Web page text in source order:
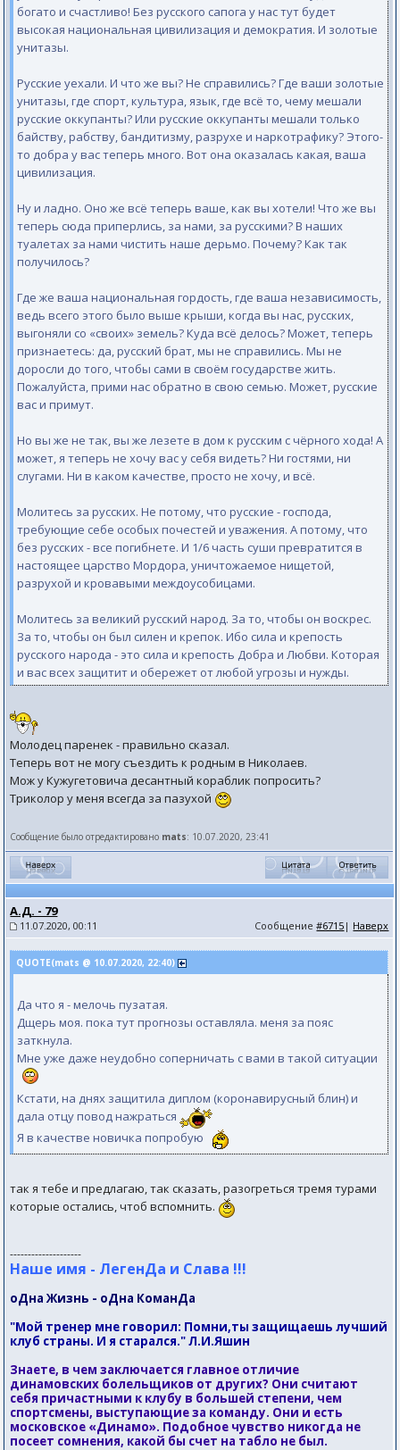
богато и счастливо! Без русского сапога у нас тут будет
высокая национальная цивилизация и демократия. И золотые
унитазы.
Русские уехали. И что же вы? Не справились? Где ваши золотые
унитазы, где спорт, культура, язык, где всё то, чему мешали
русские оккупанты? Или русские оккупанты мешали только
байству, рабству, бандитизму, разрухе и наркотрафику? Этого-
то добра у вас теперь много. Вот она оказалась какая, ваша
цивилизация.
Ну и ладно. Оно же всё теперь ваше, как вы хотели! Что же вы
теперь сюда приперлись, за нами, за русскими? В наших
туалетах за нами чистить наше дерьмо. Почему? Как так
получилось?
Где же ваша национальная гордость, где ваша независимость,
ведь всего этого было выше крыши, когда вы нас, русских,
выгоняли со «своих» земель? Куда всё делось? Может, теперь
признаетесь: да, русский брат, мы не справились. Мы не
доросли до того, чтобы сами в своём государстве жить.
Пожалуйста, прими нас обратно в свою семью. Может, русские
вас и примут.
Но вы же не так, вы же лезете в дом к русским с чёрного хода! А
может, я теперь не хочу вас у себя видеть? Ни гостями, ни
слугами. Ни в каком качестве, просто не хочу, и всё.
Молитесь за русских. Не потому, что русские - господа,
требующие себе особых почестей и уважения. А потому, что
без русских - все погибнете. И 1/6 часть суши превратится в
настоящее царство Мордора, уничтожаемое нищетой,
разрухой и кровавыми междоусобицами.
Молитесь за великий русский народ. За то, чтобы он воскрес.
За то, чтобы он был силен и крепок. Ибо сила и крепость
русского народа - это сила и крепость Добра и Любви. Которая
и вас всех защитит и обережет от любой угрозы и нужды.
Молодец паренек - правильно сказал.
Теперь вот не могу съездить к родным в Николаев.
Мож у Кужугетовича десантный кораблик попросить?
Триколор у меня всегда за пазухой
Сообщение было отредактировано mats: 10.07.2020, 23:41
А.Д. - 79
11.07.2020, 00:11 Сообщение#6715 | Наверх
QUOTE(mats @ 10.07.2020, 22:40)
Да что я - мелочь пузатая.
Дщерь моя. пока тут прогнозы оставляла. меня за пояс
заткнула.
Мне уже даже неудобно соперничать с вами в такой ситуации
Кстати, на днях защитила диплом (коронавирусный блин) и
дала отцу повод нажраться
Я в качестве новичка попробую
так я тебе и предлагаю, так сказать, разогреться тремя турами
которые остались, чтоб вспомнить.
--------------------
Наше имя - ЛегенДа и Слава !!!
оДна Жизнь - оДна КоманДа
"Мой тренер мне говорил: Помни,ты защищаешь лучший
клуб страны. И я старался." Л.И.Яшин
Знаете, в чем заключается главное отличие
динамовских болельщиков от других? Они считают
себя причастными к клубу в большей степени, чем
спортсмены, выступающие за команду. Они и есть
московское «Динамо». Подобное чувство никогда не
посеет сомнения, какой бы счет на табло не был.